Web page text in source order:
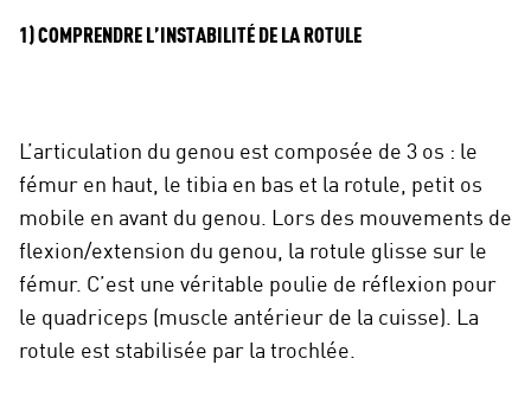
1) COMPRENDRE L’INSTABILITÉ DE LA ROTULE
L’articulation du genou est composée de 3 os : le
fémur en haut, le tibia en bas et la rotule, petit os
mobile en avant du genou. Lors des mouvements de
flexion/extension du genou, la rotule glisse sur le
fémur. C’est une véritable poulie de réflexion pour
le quadriceps (muscle antérieur de la cuisse). La
rotule est stabilisée par la trochlée.